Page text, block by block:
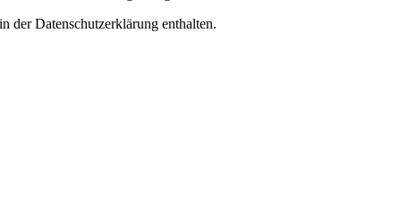
der Datenschutzerklärung enthalten.